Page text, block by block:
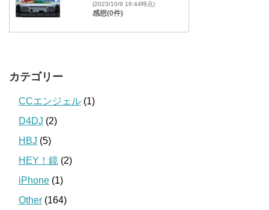
(2023/10/9 16:44時点)
感想(0件)
カテゴリー
CCエンジェル (1)
D4DJ (2)
HBJ (5)
HEY！鏡 (2)
iPhone (1)
Other (164)